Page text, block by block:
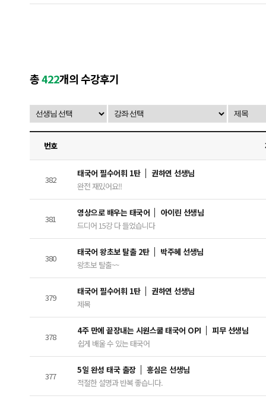
총422개의 수강후기
번호
382
태국어 필수어휘 1탄
권하연 선생님
완전 재밌어요!!
381
영상으로 배우는 태국어
아이린 선생님
드디어 15강 다 들었습니다
380
태국어 왕초보 탈출 2탄
박주혜 선생님
왕초보 탈출~~
379
태국어 필수어휘 1탄
권하연 선생님
제목
378
4주 만에 끝장내는 시원스쿨 태국어 OPI
피무 선생님
쉽게 배울 수 있는 태국어
377
5일 완성 태국 출장
홍심은 선생님
적절한 설명과 반복 좋습니다.